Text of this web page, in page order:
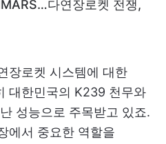
다연장로켓 전쟁,
장로켓 시스템에 대한
대한민국의 K239 천무와
성능으로 주목받고 있죠.
에서 중요한 역할을